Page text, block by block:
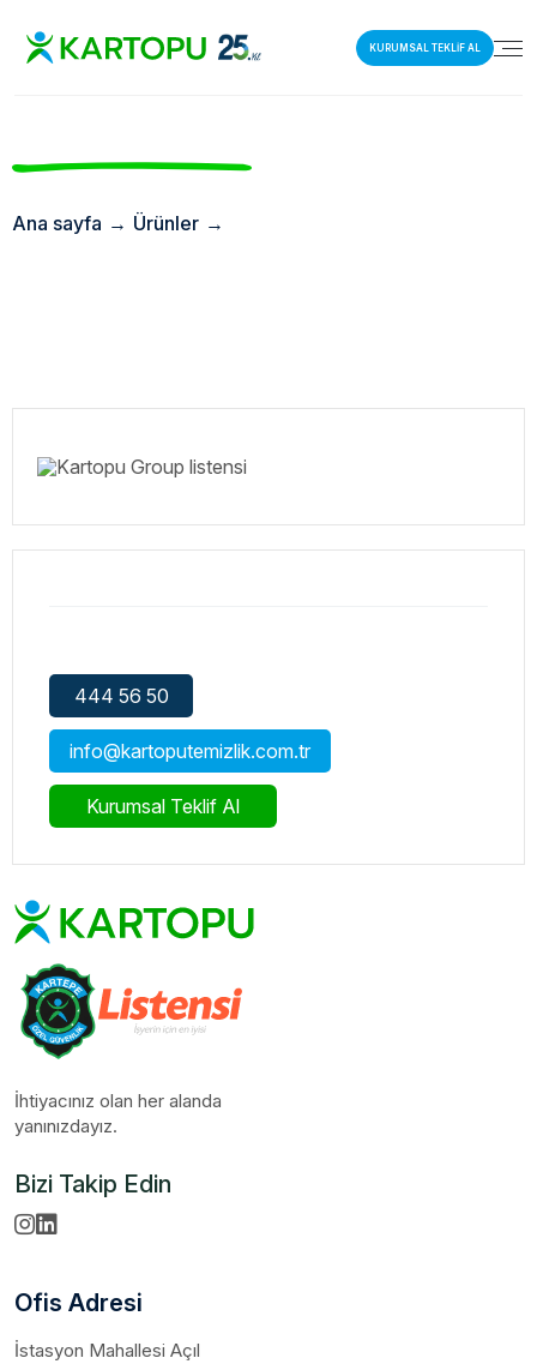
KURUMSAL TEKLİF AL
Ana sayfa → Ürünler →
444 56 50
info@kartoputemizlik.com.tr
Kurumsal Teklif Al
İhtiyacınız olan her alanda
yanınızdayız.
Bizi Takip Edin
Ofis Adresi
İstasyon Mahallesi Açıl